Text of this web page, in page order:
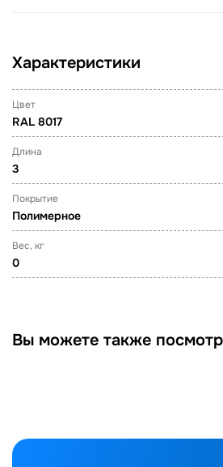
Характеристики
Цвет
RAL 8017
Длина
3
Покрытие
Полимерное
Вес, кг
0
Вы можете также